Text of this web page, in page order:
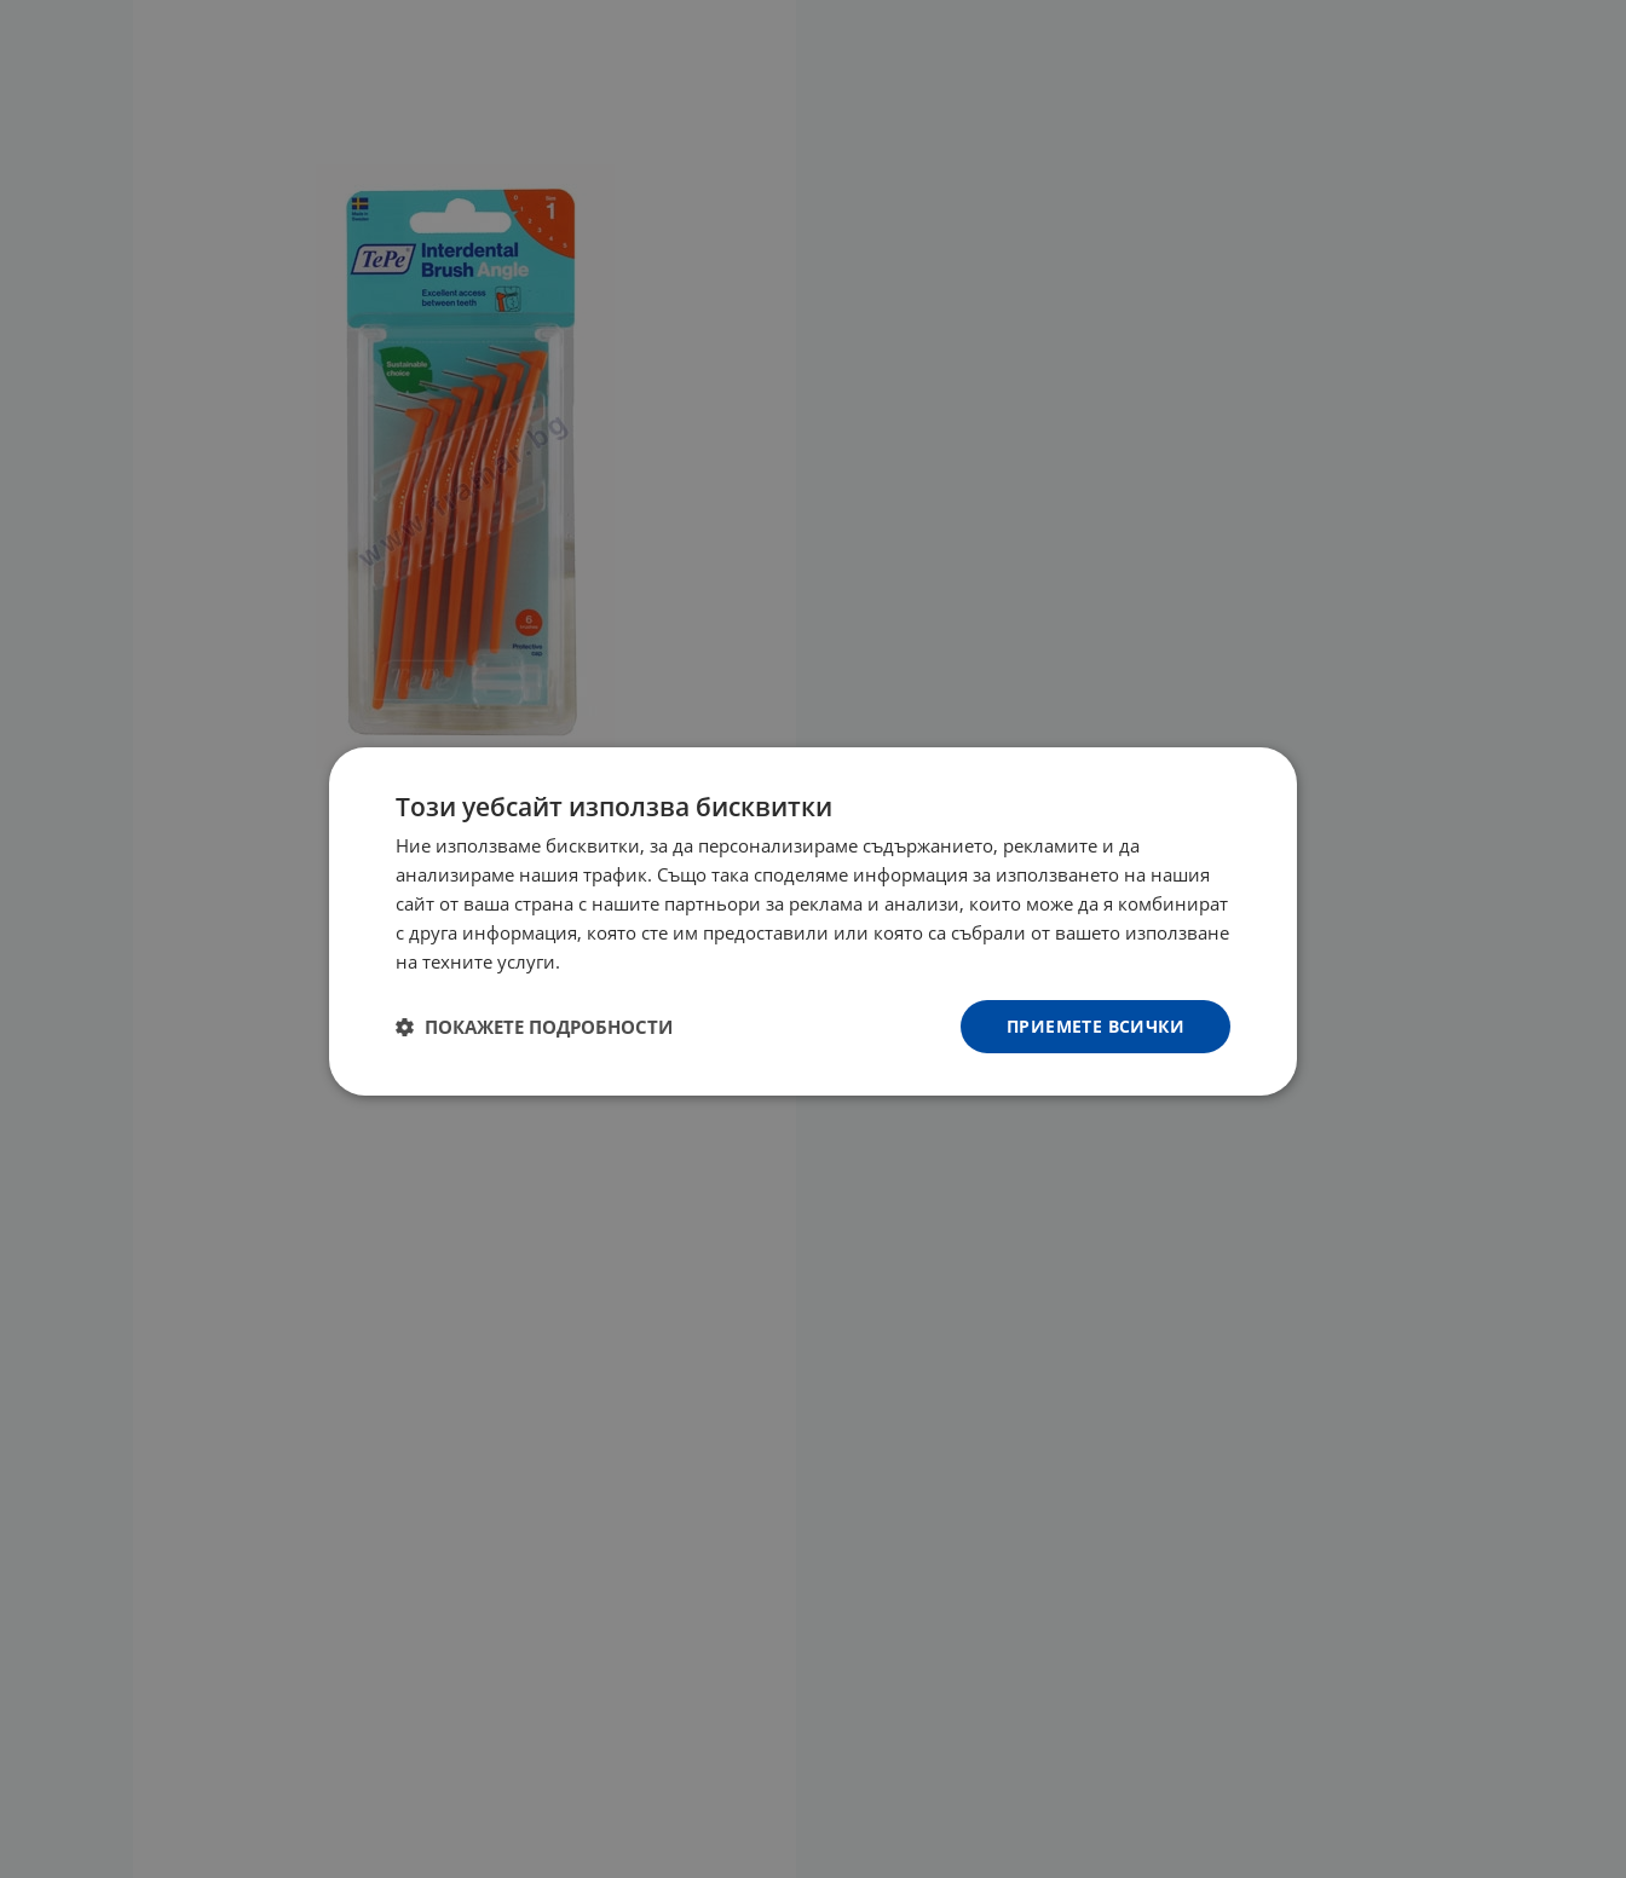
Този уебсайт използва бисквитки
Ние използваме бисквитки, за да персонализираме съдържанието, рекламите и да
анализираме нашия трафик. Също така споделяме информация за използването на нашия
сайт от ваша страна с нашите партньори за реклама и анализи, които може да я комбинират
с друга информация, която сте им предоставили или която са събрали от вашето използване
на техните услуги.
ПРИЕМЕТЕ ВСИЧКИ
ПОКАЖЕТЕ ПОДРОБНОСТИ